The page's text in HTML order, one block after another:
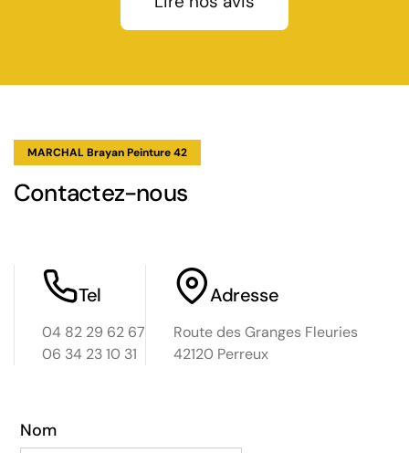
Il
Ils
MARCHAL Brayan Peinture 42
Contactez-nous
Tel
04 82 29 62 67
06 34 23 10 31
Adresse
Route des Granges Fleuries
42120 Perreux
Nom